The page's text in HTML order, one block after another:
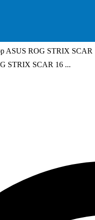
ASUS ROG STRIX SCAR
STRIX SCAR 16 ...